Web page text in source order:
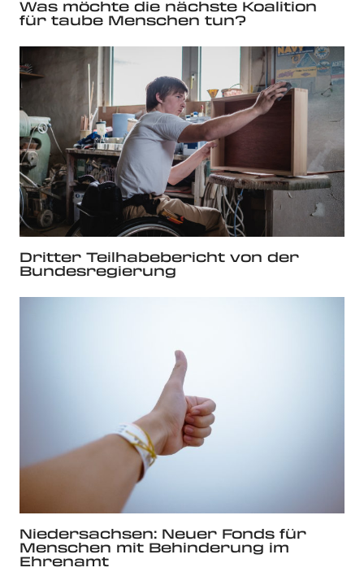
Was möchte die nächste Koalition
für taube Menschen tun?
Dritter Teilhabebericht von der
Bundesregierung
Niedersachsen: Neuer Fonds für
Menschen mit Behinderung im
Ehrenamt